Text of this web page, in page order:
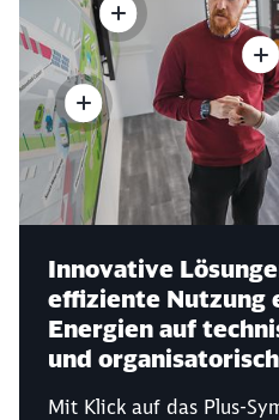
Innovative
effiziente Nutzung
Energien auf
und
Mit Klick auf das Plus-